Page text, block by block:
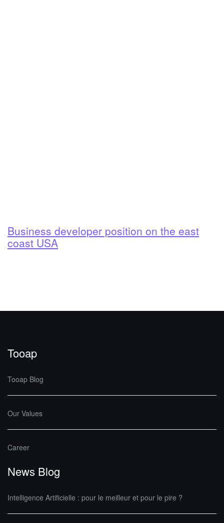
Business developer position on the east
coast USA
Tooap
Tooap Blog
Our Values
Career
News Blog
Intelligence Artificielle : pour le meilleur et pour le pire ?